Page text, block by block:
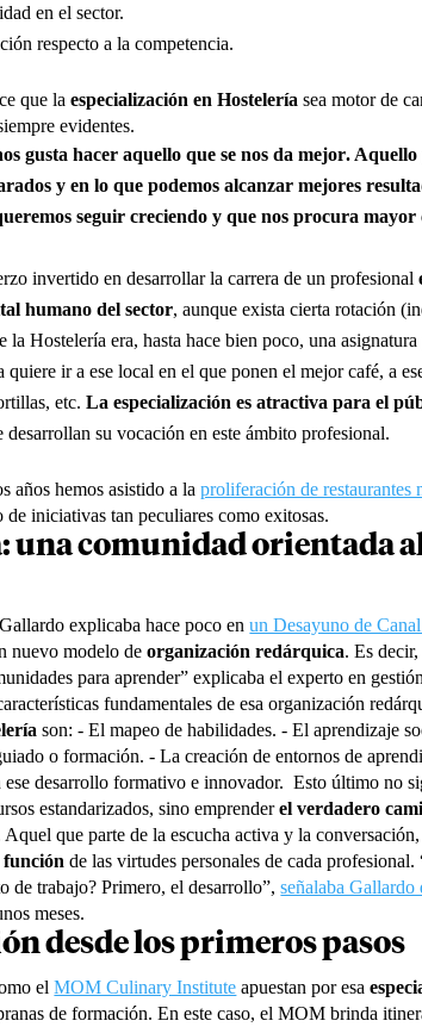
en el sector.
respecto a la competencia.
que laespecialización en Hostelería sea motor de
evidentes.
gusta hacer aquello que se nos da mejor. Aquello
y en lo que podemos alcanzar mejores
seguir creciendo y que nos procura mayor
invertido en desarrollar la carrera de un profesional
humano del sector, aunque exista cierta rotación
la Hostelería era, hasta hace bien poco, una asignatura
quiere ir a ese local en el que ponen el mejor café, a
etc.La especialización es atractiva para el
desarrollan su vocación en este ámbito profesional.
años hemos asistido a laproliferación de restaurantes
de iniciativas tan peculiares como exitosas.
una comunidad orientada
explicaba hace poco enun Desayuno de
nuevo modelo deorganización redárquica. Es
para aprender” explicaba el experto en
fundamentales de esa organización
son:- El mapeo de habilidades.- El aprendizaje
o formación.- La creación de entornos de
ese desarrollo formativo e innovador.Esto último no
estandarizados, sino emprenderel verdadero
Aquel que parte de la escucha activa y la
función de las virtudes personales de cada profesional.
de trabajo? Primero, el desarrollo”,señalaba
meses.
desde los primeros pasos
elMOM Culinary Institute apuestan por esa
de formación. En este caso, el MOM brinda